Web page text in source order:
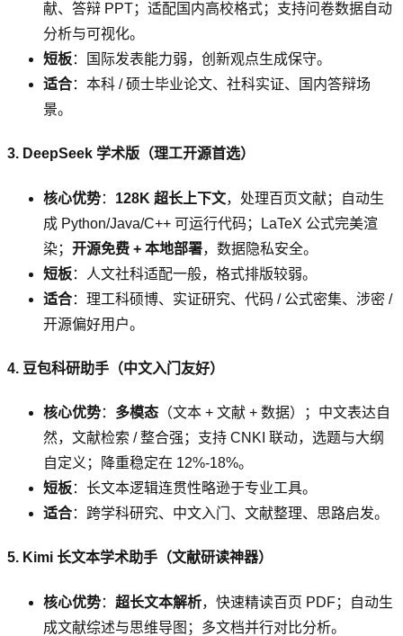
献、答辩 PPT；适配国内高校格式；支持问卷数据自动
分析与可视化。
短板：国际发表能力弱，创新观点生成保守。
适合：本科 / 硕士毕业论文、社科实证、国内答辩场
景。
3. DeepSeek 学术版（理工开源首选）
核心优势： 128K 超长上下文，处理百页文献；自动生
成 Python/Java/C++ 可运行代码；LaTeX 公式完美渲
染； 开源免费 + 本地部署，数据隐私安全。
短板：人文社科适配一般，格式排版较弱。
适合：理工科硕博、实证研究、代码 / 公式密集、涉密 /
开源偏好用户。
4. 豆包科研助手（中文入门友好）
核心优势： 多模态 （文本 + 文献 + 数据）；中文表达自
然，文献检索 / 整合强；支持 CNKI 联动，选题与大纲
自定义；降重稳定在 12%-18%。
短板：长文本逻辑连贯性略逊于专业工具。
适合：跨学科研究、中文入门、文献整理、思路启发。
5. Kimi 长文本学术助手（文献研读神器）
核心优势： 超长文本解析，快速精读百页 PDF；自动生
成文献综述与思维导图；多文档并行对比分析。